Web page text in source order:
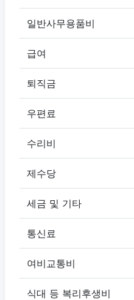
일반사무용품비
급여
퇴직금
우편료
수리비
제수당
세금 및 기타
통신료
여비교통비
식대 등 복리후생비